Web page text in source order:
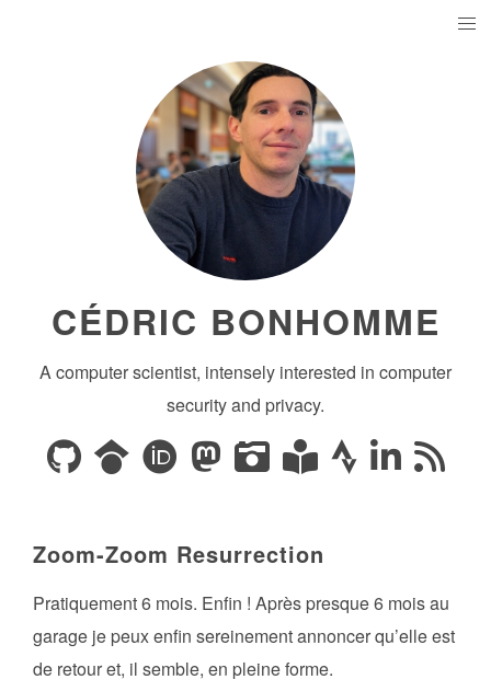
CÉDRIC BONHOMME
A computer scientist, intensely interested in computer
security and privacy.
Zoom-Zoom Resurrection
Pratiquement 6 mois. Enfin ! Après presque 6 mois au
garage je peux enfin sereinement annoncer qu’elle est
de retour et, il semble, en pleine forme.